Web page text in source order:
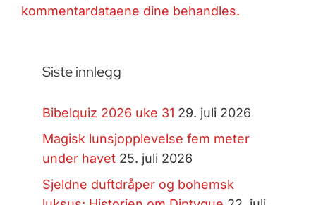
kommentardataene dine behandles.
Siste innlegg
Bibelquiz 2026 uke 31 29. juli 2026
Magisk lunsjopplevelse fem meter
under havet 25. juli 2026
Sjeldne duftdråper og bohemsk